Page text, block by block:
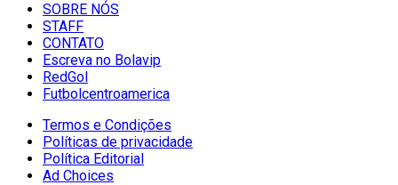
SOBRE NÓS
STAFF
CONTATO
Escreva no Bolavip
RedGol
Futbolcentroamerica
Termos e Condições
Políticas de privacidade
Política Editorial
Ad Choices